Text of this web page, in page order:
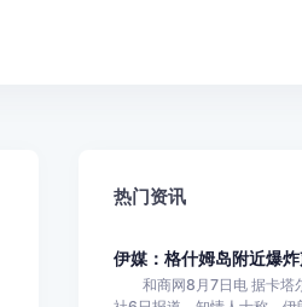
热门资讯
伊媒：格什姆岛附近爆
和商网8月7日电 据卡塔